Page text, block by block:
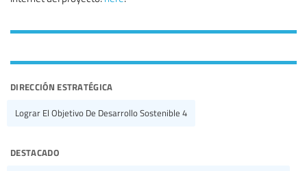
dirección estratégica
Lograr El Objetivo De Desarrollo Sostenible 4
destacado